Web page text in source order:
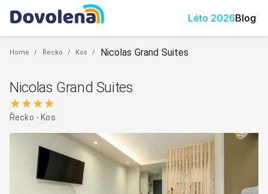
Léto 2026Blog
Home / Řecko / Kos / Nicolas Grand Suites
Nicolas Grand Suites
★★★★
Řecko - Kos